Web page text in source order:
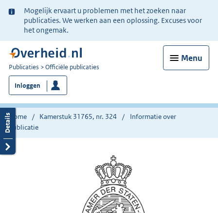
Ter
informatie:
Mogelijk ervaart u problemen met het zoeken naar
publicaties. We werken aan een oplossing. Excuses voor
het ongemak.
Menu
U
bent
nu
hier:
Publicaties Officiële publicaties
Inloggen
Home Kamerstuk 31765, nr. 324
Informatie over
publicatie